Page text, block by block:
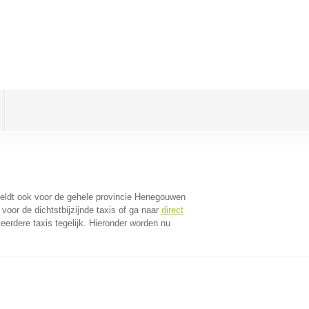
ook voor de gehele provincie Henegouwen
de dichtstbijzijnde taxis of ga naar direct
taxis tegelijk. Hieronder worden nu